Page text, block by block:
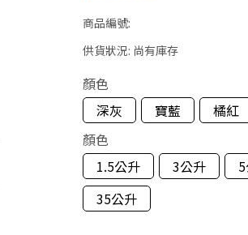
商品編號:
供貨狀況: 尚有庫存
顏色
深灰
寶藍
橘紅
顏色
1.5公升
3公升
35公升